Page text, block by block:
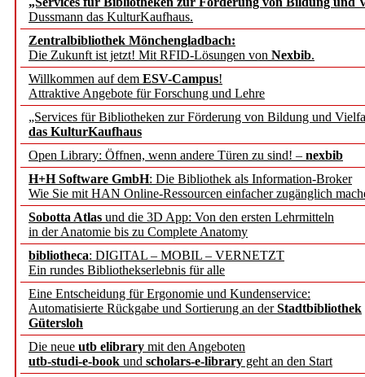
Dussmann das KulturKaufhaus.
Zentralbibliothek Mönchengladbach:
Die Zukunft ist jetzt! Mit RFID-Lösungen von Nexbib.
Willkommen auf dem ESV-Campus!
Attraktive Angebote für Forschung und Lehre
„Services für Bibliotheken zur Förderung von Bildung und
das KulturKaufhaus
Open Library: Öffnen, wenn andere Türen zu sind! – nexbib
H+H Software GmbH: Die Bibliothek als Information-Broker
Wie Sie mit HAN Online-Ressourcen einfacher zugänglich
Sobotta Atlas und die 3D App: Von den ersten Lehrmitteln
in der Anatomie bis zu Complete Anatomy
bibliotheca: DIGITAL – MOBIL – VERNETZT
Ein rundes Bibliothekserlebnis für alle
Eine Entscheidung für Ergonomie und Kundenservice:
Automatisierte Rückgabe und Sortierung an derStadtbibliothek
Gütersloh
Die neue utb elibrary mit den Angeboten
utb-studi-e-book und scholars-e-library geht an den Start
angepasst
konstruktiv!
Mohr Siebeck
und die Zeitschrift für
Francke Attempto
EBSCO Information
Recherchefunktionen in
Sorbisches Institut neu
Geschichte und